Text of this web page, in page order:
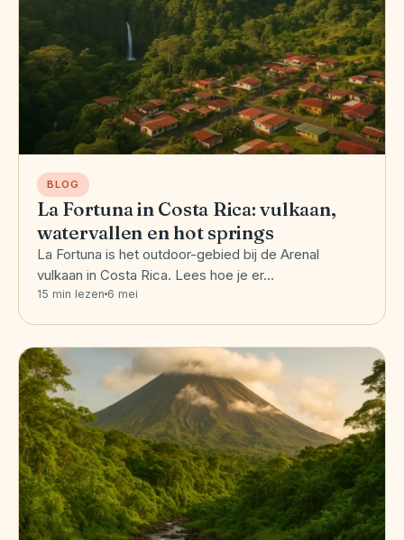
BLOG
La Fortuna in Costa Rica: vulkaan,
watervallen en hot springs
La Fortuna is het outdoor-gebied bij de Arenal
vulkaan in Costa Rica. Lees hoe je er…
15 min lezen 6 mei